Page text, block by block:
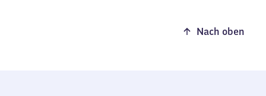
Nach oben